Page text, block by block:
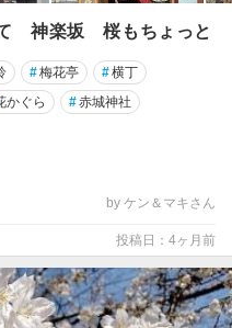
神楽坂 桜もちょっと
#梅花亭 #横丁
かぐら #赤城神社
by ケン＆マキさん
投稿日：4ヶ月前